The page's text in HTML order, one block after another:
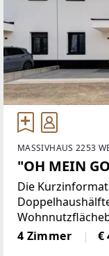
MASSIVHAUS 2253
"OH MEIN
Die
Vorraum, WC
Wohnkücheim
4 Zimmer €